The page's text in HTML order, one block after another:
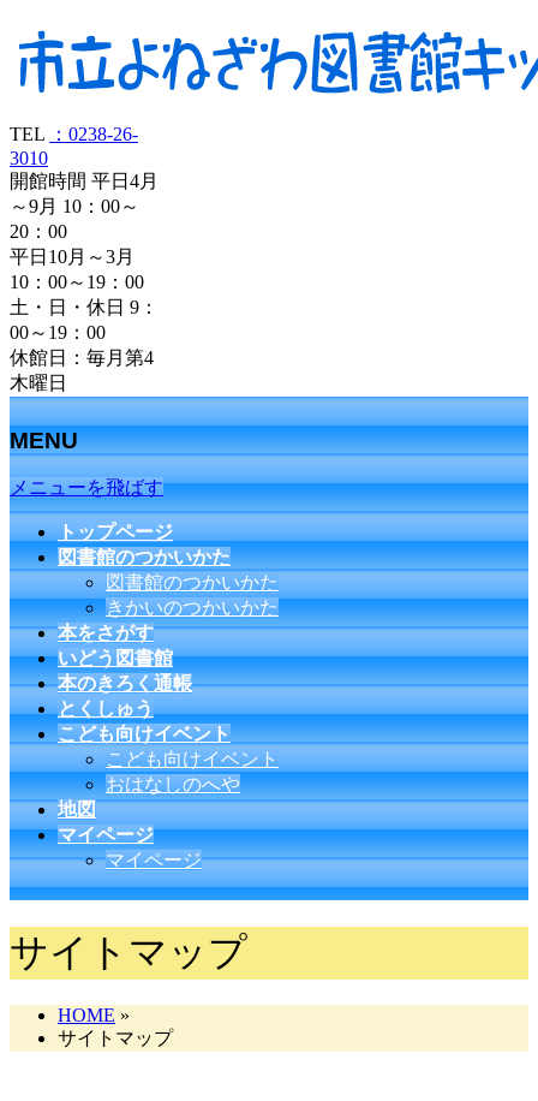
TEL
：0238-26-
3010
開館時間 平日4月
～9月 10：00～
20：00
平日10月～3月
10：00～19：00
土・日・休日 9：
00～19：00
休館日：毎月第4
木曜日
MENU
メニューを飛ばす
トップページ
図書館のつかいかた
図書館のつかいかた
きかいのつかいかた
本をさがす
いどう図書館
本のきろく通帳
とくしゅう
こども向けイベント
こども向けイベント
おはなしのへや
地図
マイページ
マイページ
サイトマップ
HOME »
サイトマップ